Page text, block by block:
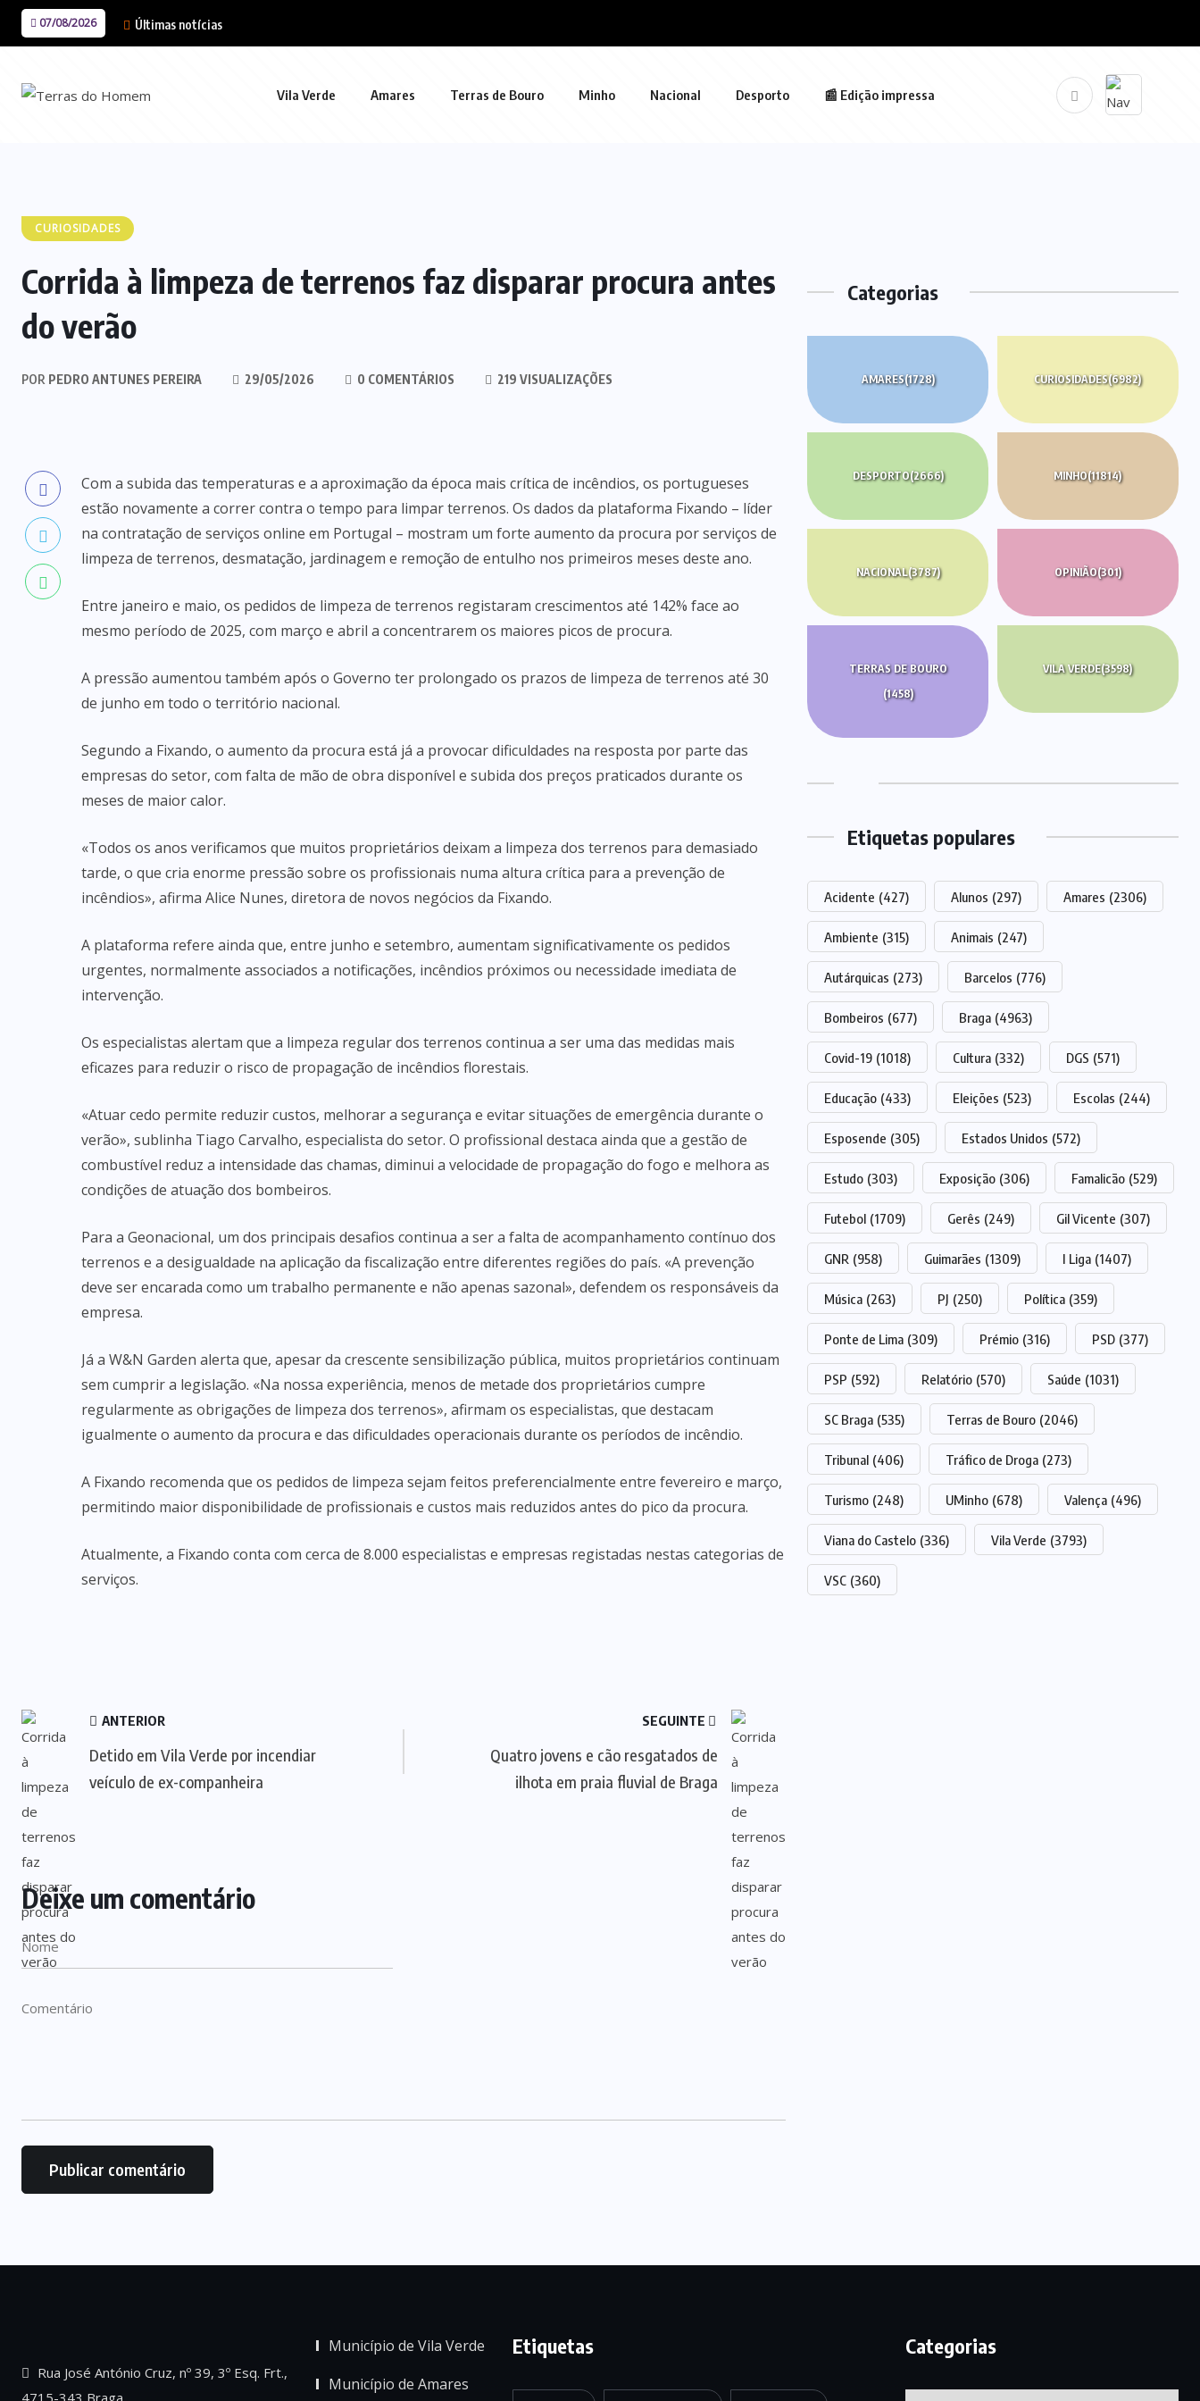
07/08/2026 Últimas notícias
Vila Verde Amares Terras de Bouro Minho Nacional Desporto 📰 Edição impressa
CURIOSIDADES
Corrida à limpeza de terrenos faz disparar procura antes
do verão
POR PEDRO ANTUNES PEREIRA 29/05/2026 0 COMENTÁRIOS 219 VISUALIZAÇÕES
Com a subida das temperaturas e a aproximação da época mais crítica de incêndios, os portugueses
estão novamente a correr contra o tempo para limpar terrenos. Os dados da plataforma Fixando – líder
na contratação de serviços online em Portugal – mostram um forte aumento da procura por serviços de
limpeza de terrenos, desmatação, jardinagem e remoção de entulho nos primeiros meses deste ano.
Entre janeiro e maio, os pedidos de limpeza de terrenos registaram crescimentos até 142% face ao
mesmo período de 2025, com março e abril a concentrarem os maiores picos de procura.
A pressão aumentou também após o Governo ter prolongado os prazos de limpeza de terrenos até 30
de junho em todo o território nacional.
Segundo a Fixando, o aumento da procura está já a provocar dificuldades na resposta por parte das
empresas do setor, com falta de mão de obra disponível e subida dos preços praticados durante os
meses de maior calor.
«Todos os anos verificamos que muitos proprietários deixam a limpeza dos terrenos para demasiado
tarde, o que cria enorme pressão sobre os profissionais numa altura crítica para a prevenção de
incêndios», afirma Alice Nunes, diretora de novos negócios da Fixando.
A plataforma refere ainda que, entre junho e setembro, aumentam significativamente os pedidos
urgentes, normalmente associados a notificações, incêndios próximos ou necessidade imediata de
intervenção.
Os especialistas alertam que a limpeza regular dos terrenos continua a ser uma das medidas mais
eficazes para reduzir o risco de propagação de incêndios florestais.
«Atuar cedo permite reduzir custos, melhorar a segurança e evitar situações de emergência durante o
verão», sublinha Tiago Carvalho, especialista do setor. O profissional destaca ainda que a gestão de
combustível reduz a intensidade das chamas, diminui a velocidade de propagação do fogo e melhora as
condições de atuação dos bombeiros.
Para a Geonacional, um dos principais desafios continua a ser a falta de acompanhamento contínuo dos
terrenos e a desigualdade na aplicação da fiscalização entre diferentes regiões do país. «A prevenção
deve ser encarada como um trabalho permanente e não apenas sazonal», defendem os responsáveis da
empresa.
Já a W&N Garden alerta que, apesar da crescente sensibilização pública, muitos proprietários continuam
sem cumprir a legislação. «Na nossa experiência, menos de metade dos proprietários cumpre
regularmente as obrigações de limpeza dos terrenos», afirmam os especialistas, que destacam
igualmente o aumento da procura e das dificuldades operacionais durante os períodos de incêndio.
A Fixando recomenda que os pedidos de limpeza sejam feitos preferencialmente entre fevereiro e março,
permitindo maior disponibilidade de profissionais e custos mais reduzidos antes do pico da procura.
Atualmente, a Fixando conta com cerca de 8.000 especialistas e empresas registadas nestas categorias de
serviços.
ANTERIOR
Detido em Vila Verde por incendiar
veículo de ex-companheira
SEGUINTE
Quatro jovens e cão resgatados de
ilhota em praia fluvial de Braga
Deixe um comentário
Categorias
AMARES(1728) CURIOSIDADES(6982)
DESPORTO(2666) MINHO(11814)
NACIONAL(3787) OPINIÃO(301)
TERRAS DE BOURO
(1458)
VILA VERDE(3598)
Etiquetas populares
Acidente (427) Alunos (297) Amares (2306)
Ambiente (315) Animais (247)
Autárquicas (273) Barcelos (776)
Bombeiros (677) Braga (4963)
Covid-19 (1018) Cultura (332) DGS (571)
Educação (433) Eleições (523) Escolas (244)
Esposende (305) Estados Unidos (572)
Estudo (303) Exposição (306) Famalicão (529)
Futebol (1709) Gerês (249) Gil Vicente (307)
GNR (958) Guimarães (1309) I Liga (1407)
Música (263) PJ (250) Política (359)
Ponte de Lima (309) Prémio (316) PSD (377)
PSP (592) Relatório (570) Saúde (1031)
SC Braga (535) Terras de Bouro (2046)
Tribunal (406) Tráfico de Droga (273)
Turismo (248) UMinho (678) Valença (496)
Viana do Castelo (336) Vila Verde (3793)
VSC (360)
Rua José António Cruz, nº 39, 3º Esq. Frt.,
4715-343 Braga
Município de Vila Verde
Município de Amares
Etiquetas Categorias